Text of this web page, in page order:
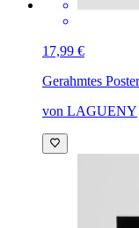
17,99 €
Gerahmtes
von LAGUENY